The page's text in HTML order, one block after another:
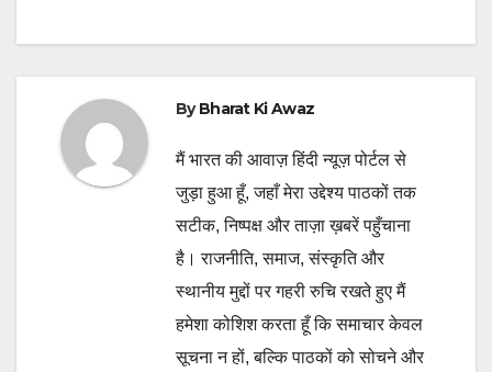
ByBharat Ki Awaz
मैं भारत की आवाज़ हिंदी न्यूज़ पोर्टल से
जुड़ा हुआ हूँ, जहाँ मेरा उद्देश्य पाठकों तक
सटीक, निष्पक्ष और ताज़ा ख़बरें पहुँचाना
है। राजनीति, समाज, संस्कृति और
स्थानीय मुद्दों पर गहरी रुचि रखते हुए मैं
हमेशा कोशिश करता हूँ कि समाचार केवल
सूचना न हों, बल्कि पाठकों को सोचने और